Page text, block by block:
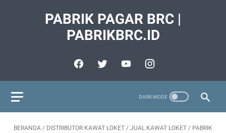
PABRIK PAGAR BRC |
PABRIKBRC.ID
BERANDA / DISTRIBUTOR KAWAT LOKET / JUAL KAWAT LOKET / PABRIK